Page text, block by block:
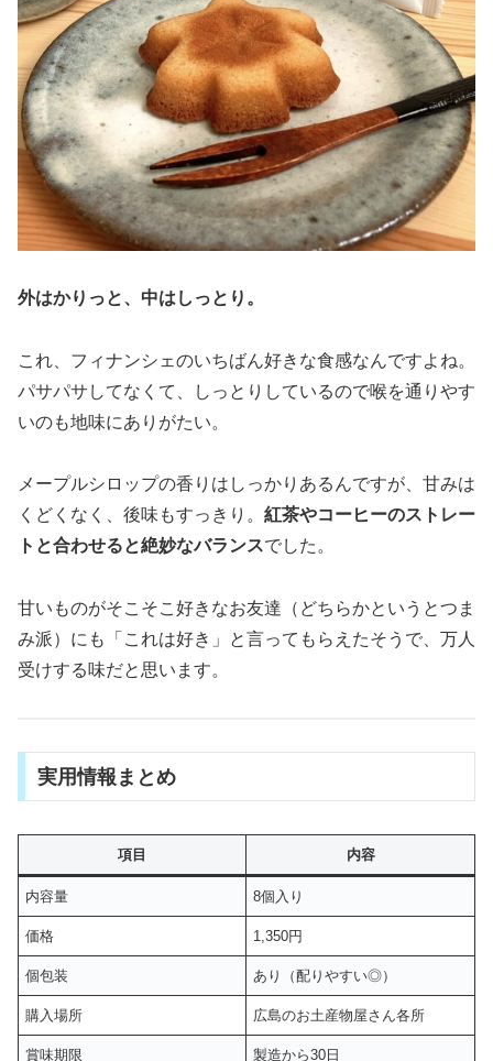
外はかりっと、中はしっとり。
これ、フィナンシェのいちばん好きな食感なんですよね。
パサパサしてなくて、しっとりしているので喉を通りやす
いのも地味にありがたい。
メープルシロップの香りはしっかりあるんですが、甘みは
くどくなく、後味もすっきり。 紅茶やコーヒーのストレー
トと合わせると絶妙なバランスでした。
甘いものがそこそこ好きなお友達（どちらかというとつま
み派）にも「これは好き」と言ってもらえたそうで、万人
受けする味だと思います。
実用情報まとめ
項目 内容
内容量 8個入り
価格 1,350円
個包装 あり（配りやすい◎）
購入場所 広島のお土産物屋さん各所
賞味期限 製造から30日